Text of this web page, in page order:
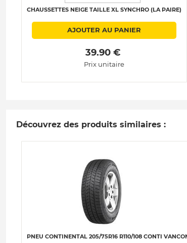
CHAUSSETTES NEIGE TAILLE XL SYNCHRO (LA PAIRE)
AJOUTER AU PANIER
39.90 €
Prix unitaire
Découvrez des produits similaires :
PNEU CONTINENTAL 205/75R16 R110/108 CONTI